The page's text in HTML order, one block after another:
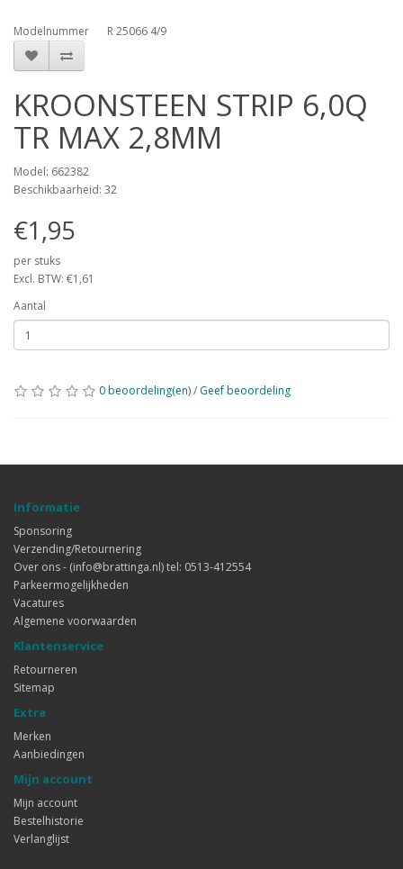
Modelnummer R 25066 4/9
KROONSTEEN STRIP 6,0Q
TR MAX 2,8MM
Model: 662382
Beschikbaarheid: 32
€1,95
per stuks
Excl. BTW: €1,61
Aantal
0 beoordeling(en)/ Geef beoordeling
Informatie
Sponsoring
Verzending/Retournering
Over ons - (info@brattinga.nl) tel: 0513-412554
Parkeermogelijkheden
Vacatures
Algemene voorwaarden
Klantenservice
Retourneren
Sitemap
Extra
Merken
Aanbiedingen
Mijn account
Mijn account
Bestelhistorie
Verlanglijst